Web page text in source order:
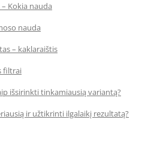
Kokia nauda
nauda
– kaklaraištis
filtrai
išsirinkti tinkamiausią variantą?
ir užtikrinti ilgalaikį rezultatą?